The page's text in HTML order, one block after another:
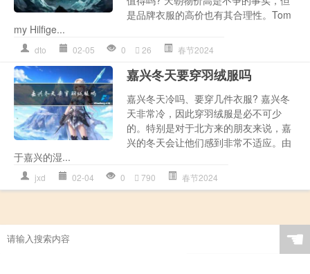
是品牌衣服的高价也有其合理性。Tom
my Hilfige...
dto 02-05 0 26 春节2024
嘉兴冬天要穿羽绒服吗
嘉兴冬天冷吗、要穿几件衣服? 嘉兴冬
天非常冷，因此穿羽绒服是必不可少
的。特别是对于北方来的朋友来说，嘉
兴的冬天会让他们感到非常不适应。由
于嘉兴的湿...
jxd 02-04 0 790 春节2024
☚